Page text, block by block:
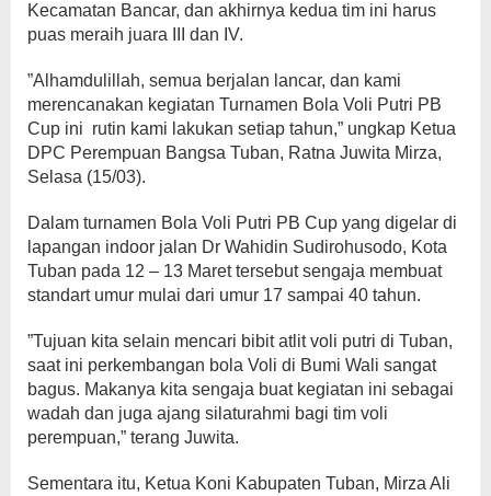
Kecamatan Bancar, dan akhirnya kedua tim ini harus
puas meraih juara III dan IV.
”Alhamdulillah, semua berjalan lancar, dan kami
merencanakan kegiatan Turnamen Bola Voli Putri PB
Cup ini rutin kami lakukan setiap tahun,” ungkap Ketua
DPC Perempuan Bangsa Tuban, Ratna Juwita Mirza,
Selasa (15/03).
Dalam turnamen Bola Voli Putri PB Cup yang digelar di
lapangan indoor jalan Dr Wahidin Sudirohusodo, Kota
Tuban pada 12 – 13 Maret tersebut sengaja membuat
standart umur mulai dari umur 17 sampai 40 tahun.
”Tujuan kita selain mencari bibit atlit voli putri di Tuban,
saat ini perkembangan bola Voli di Bumi Wali sangat
bagus. Makanya kita sengaja buat kegiatan ini sebagai
wadah dan juga ajang silaturahmi bagi tim voli
perempuan,” terang Juwita.
Sementara itu, Ketua Koni Kabupaten Tuban, Mirza Ali